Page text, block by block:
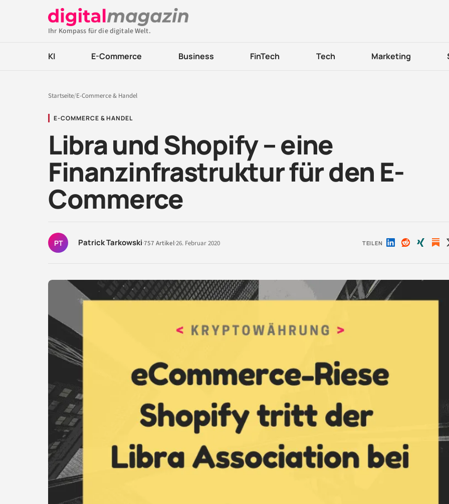
Ihr Kompass für die digitale Welt.
KI E-Commerce Business FinTech Tech Marketing
Startseite/E-Commerce & Handel
E-COMMERCE & HANDEL
Libra und Shopify – eine
Finanzinfrastruktur für den E-
Commerce
PT Patrick Tarkowski·757 Artikel·26. Februar 2020 TEILEN Auf Auf Auf